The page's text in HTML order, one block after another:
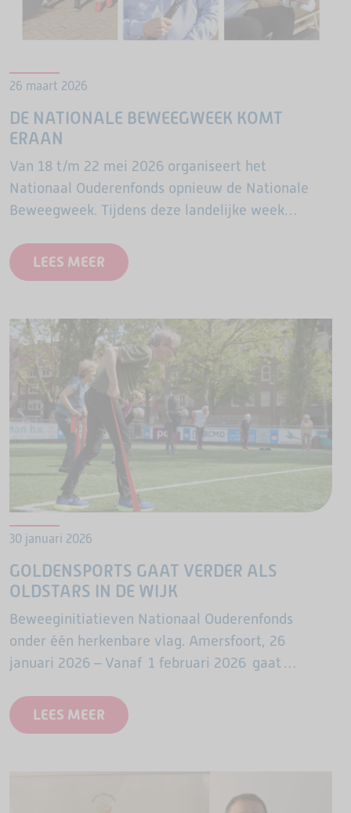
26 maart 2026
DE NATIONALE BEWEEGWEEK KOMT
ERAAN
Van 18 t/m 22 mei 2026 organiseert het
Nationaal Ouderenfonds opnieuw de Nationale
Beweegweek. Tijdens deze landelijke week
welzijnsorganisaties en andere lokale partijen hun
deuren voor ouderen. Overal in…
LEES MEER
30 januari 2026
GOLDENSPORTS GAAT VERDER ALS
OLDSTARS IN DE WIJK
Beweeginitiatieven Nationaal Ouderenfonds
onder één herkenbare vlag. Amersfoort, 26
januari 2026 – Vanaf 1 februari 2026 gaat
plussers, verder onder de naam OldStars in de
wijk. De trainingen blijven…
LEES MEER